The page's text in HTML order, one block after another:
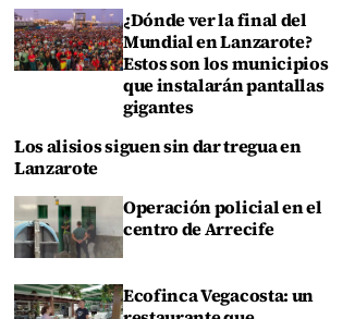
¿Dónde ver la final del
Mundial en Lanzarote?
Estos son los municipios
que instalarán pantallas
gigantes
Los alisios siguen sin dar tregua en
Lanzarote
Operación policial en el
centro de Arrecife
Ecofinca Vegacosta: un